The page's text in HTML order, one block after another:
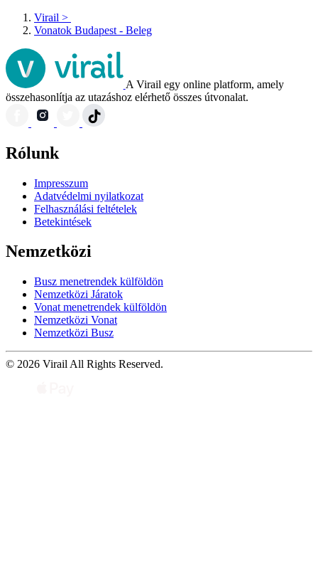
Virail >
Vonatok Budapest - Beleg
A Virail egy online platform, amely
összehasonlítja az utazáshoz elérhető összes útvonalat.
Rólunk
Impresszum
Adatvédelmi nyilatkozat
Felhasználási feltételek
Betekintések
Nemzetközi
Busz menetrendek külföldön
Nemzetközi Járatok
Vonat menetrendek külföldön
Nemzetközi Vonat
Nemzetközi Busz
© 2026 Virail All Rights Reserved.